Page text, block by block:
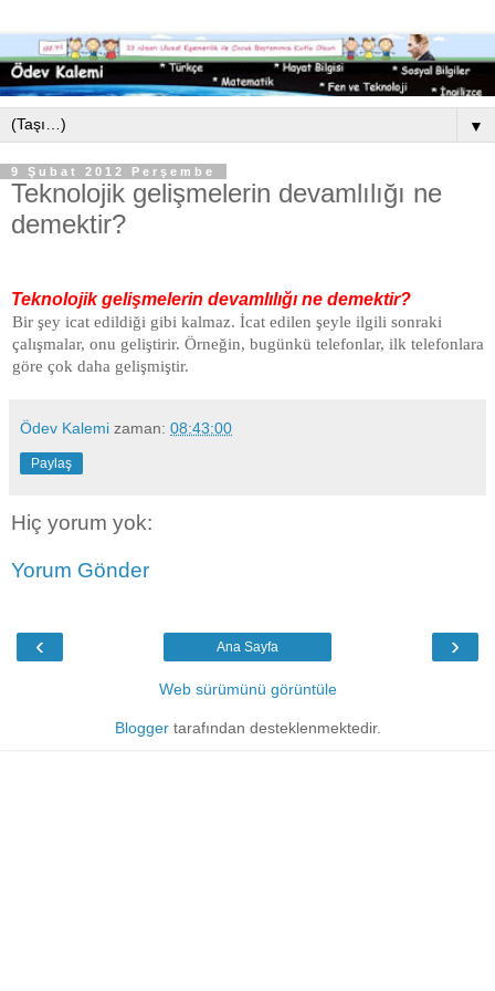
▼
9 Şubat 2012 Perşembe
Teknolojik gelişmelerin devamlılığı ne
demektir?
Teknolojik gelişmelerin devamlılığı ne demektir?
Bir şey icat edildiği gibi kalmaz. İcat edilen şeyle ilgili sonraki
çalışmalar, onu geliştirir. Örneğin, bugünkü telefonlar, ilk telefonlara
göre çok daha gelişmiştir.
Ödev Kalemi zaman: 08:43:00
Paylaş
Hiç yorum yok:
Yorum Gönder
‹ ›
Ana Sayfa
Web sürümünü görüntüle
Bloggertarafından desteklenmektedir.